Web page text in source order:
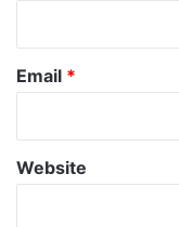
Email *
Website